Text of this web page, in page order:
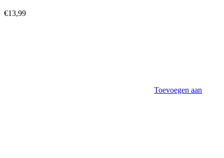
€13,99
Toevoegen aan